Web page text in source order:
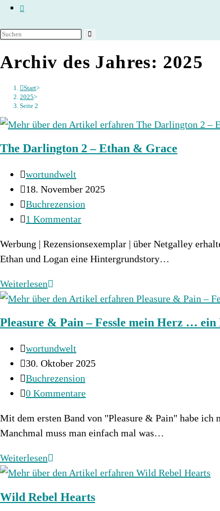
Website-
umschalten
Archiv des Jahres: 2025
Start>
2025>
Seite 2
The Darlington 2 – Ethan & Grace
Beitrags-
Autor:
wortundwelt
Beitrag
veröffentlicht:
18. November 2025
Beitrags-
Kategorie:
Buchrezension
Beitrags-
1 Kommentar
Werbung | Rezensionsexemplar | über Netgalley
Ethan und Logan eine Hintergrundstory…
WeiterlesenThe
Darlington
–
Ethan
&
Pleasure & Pain – Fessle mein Herz …
Beitrags-
Autor:
wortundwelt
Beitrag
veröffentlicht:
30. Oktober 2025
Beitrags-
Kategorie:
Buchrezension
Beitrags-
0 Kommentare
Mit dem ersten Band von "Pleasure & Pain" habe ich
Manchmal muss man einfach mal was…
WeiterlesenPleasure
&
–
Wild Rebel Hearts